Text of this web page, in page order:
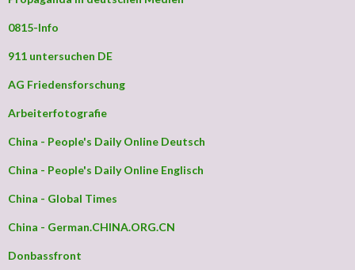
0815-Info
911 untersuchen DE
AG Friedensforschung
Arbeiterfotografie
China - People's Daily Online Deutsch
China - People's Daily Online Englisch
China - Global Times
China - German.CHINA.ORG.CN
Donbassfront